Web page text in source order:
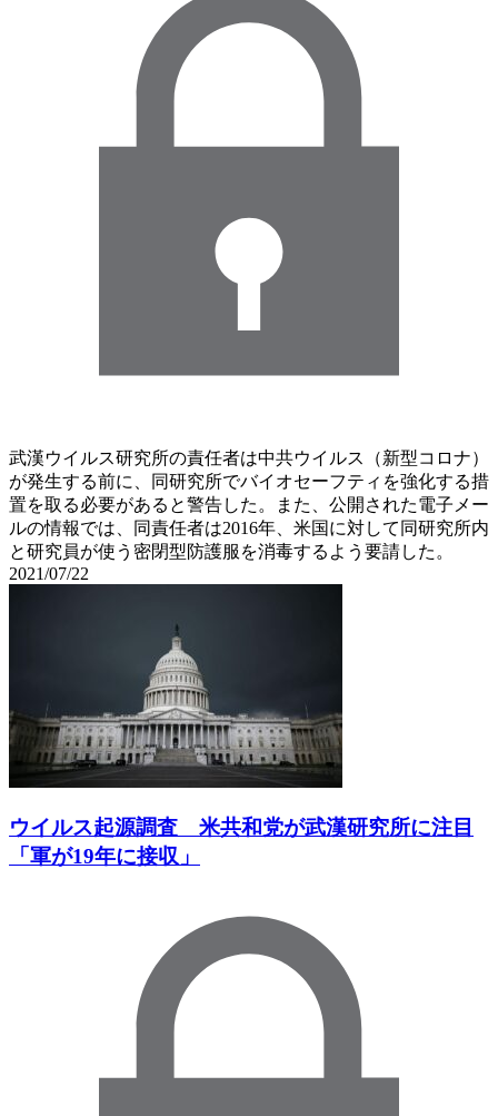
武漢ウイルス研究所の責任者は中共ウイルス（新型コロナ）
が発生する前に、同研究所でバイオセーフティを強化する措
置を取る必要があると警告した。また、公開された電子メー
ルの情報では、同責任者は2016年、米国に対して同研究所内
と研究員が使う密閉型防護服を消毒するよう要請した。
2021/07/22
ウイルス起源調査 米共和党が武漢研究所に注目
「軍が19年に接収」